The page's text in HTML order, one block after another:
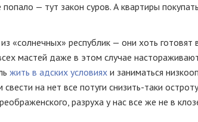
— тут закон суров. А квартиры покупать
«солнечных» республик — они хоть готовят
мастей даже в этом случае
жить в адских условиях и заниматься
на нет все потуги снизить-таки
разруха у нас все же не в